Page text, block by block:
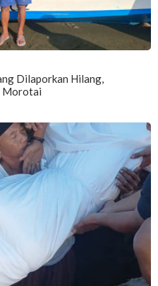
Dilaporkan Hilang,
Morotai